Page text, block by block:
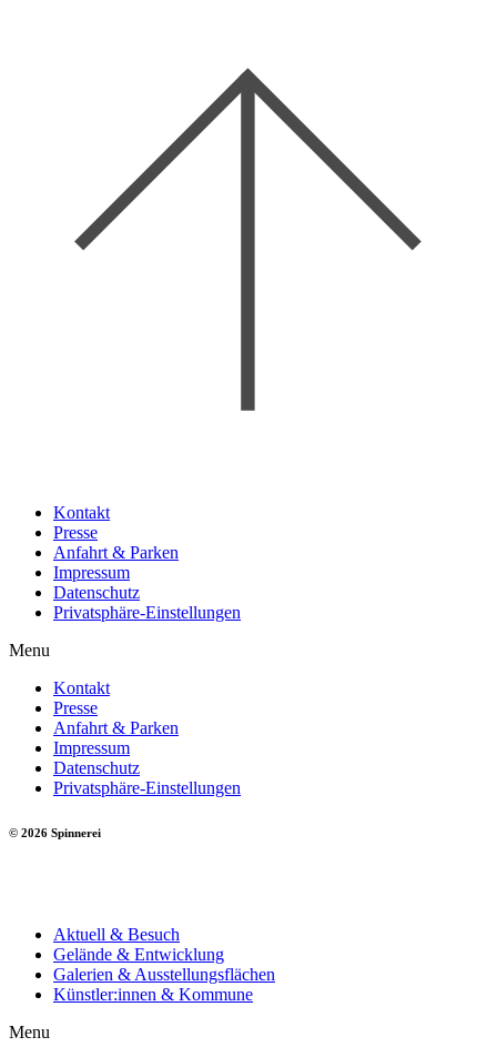
Kontakt
Presse
Anfahrt & Parken
Impressum
Datenschutz
Privatsphäre-Einstellungen
Menu
Kontakt
Presse
Anfahrt & Parken
Impressum
Datenschutz
Privatsphäre-Einstellungen
© 2026 Spinnerei
Aktuell & Besuch
Gelände & Entwicklung
Galerien & Ausstellungsflächen
Künstler:innen & Kommune
Menu